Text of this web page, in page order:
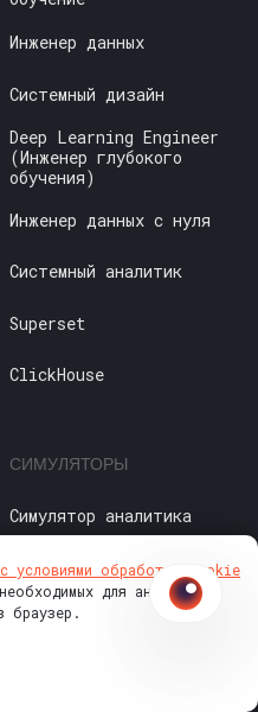
с условиями обработки cookie
для аналитики.
браузер.